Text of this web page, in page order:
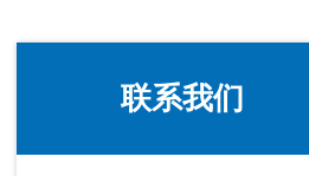
联系我们